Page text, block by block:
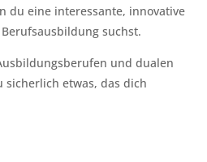
du eine interessante, innovative
suchst.
und dualen
etwas, das dich